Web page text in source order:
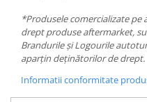
*Produsele comercializate pe
drept produse aftermarket,
Brandurile și Logourile
aparțin deținătorilor de drept.
Informatii conformitate